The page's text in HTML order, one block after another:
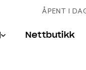
Nettbutikk
ÅPENT I